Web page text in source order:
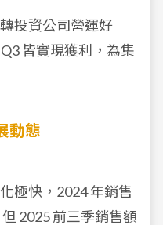
轉投資公司營運好
皆實現獲利，為集
動態
極快，2024 年銷售
但 2025 前三季銷售額